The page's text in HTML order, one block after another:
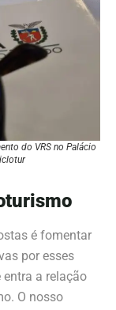
do VRS no Palácio
é fomentar
por esses
a relação
. O nosso